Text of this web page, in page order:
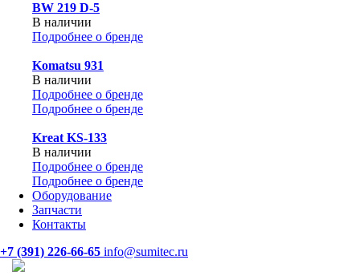
BW 219 D-5
В наличии
Подробнее о бренде
Komatsu 931
В наличии
Подробнее о бренде
Подробнее о бренде
Kreat KS-133
В наличии
Подробнее о бренде
Подробнее о бренде
Оборудование
Запчасти
Контакты
+7 (391) 226-66-65 info@sumitec.ru